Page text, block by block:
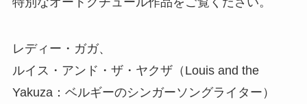
レディー・ガガ、
ルイス・アンド・ザ・ヤクザ（Louis and the
Yakuza：ベルギーのシンガーソングライター）